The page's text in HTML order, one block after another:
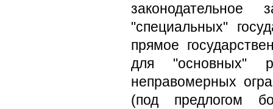
"специальных"
прямое
для "основных"
неправомерных
(под предлогом